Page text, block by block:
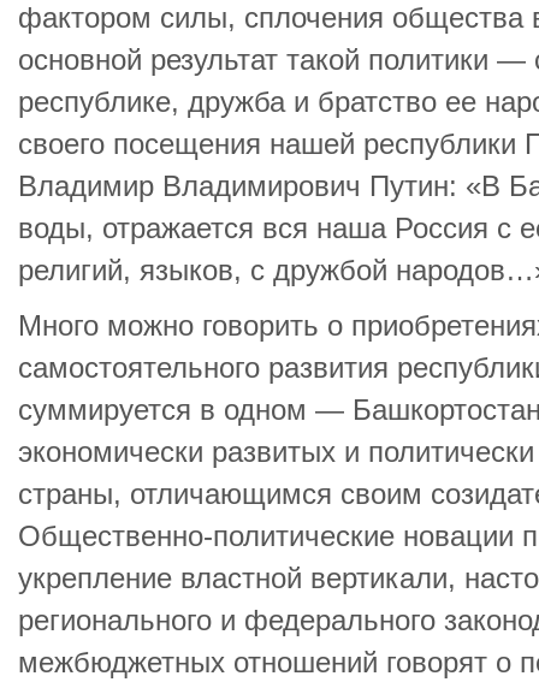
фактором силы, сплочения общества
основной результат такой политики —
республике, дружба и братство ее
своего посещения нашей республики
Владимир Владимирович Путин: «В
воды, отражается вся наша Россия с
религий, языков, с дружбой
Много можно говорить о
самостоятельного развития
суммируется в одном —
экономически развитых и
страны, отличающимся своим
Общественно-политические новации
укрепление властной вертикали,
регионального и федерального
межбюджетных отношений говорят о